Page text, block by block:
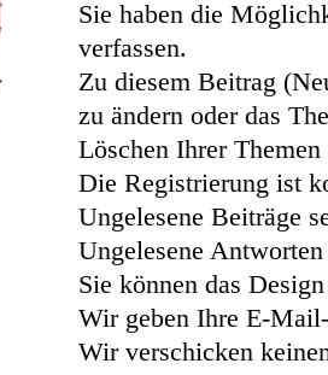
Sie haben die
verfassen.
Zu diesem Beitrag
zu ändern oder das
Löschen Ihrer
Die Registrierung ist
Ungelesene Beiträge
Ungelesene
Sie können das
Wir geben Ihre E-
Wir verschicken